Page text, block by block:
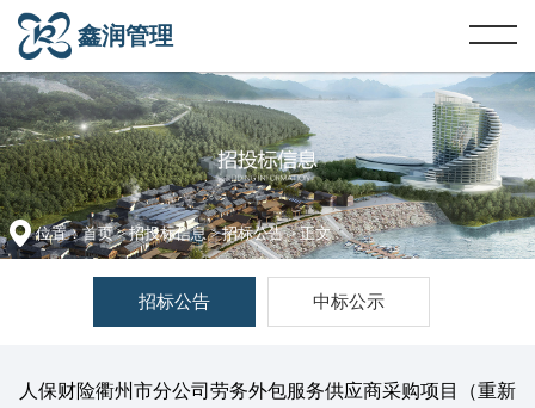
鑫润管理
位置：首页>招投标信息>招标公告> 正文
招标公告 中标公示
人保财险衢州市分公司劳务外包服务供应商采购项目（重新